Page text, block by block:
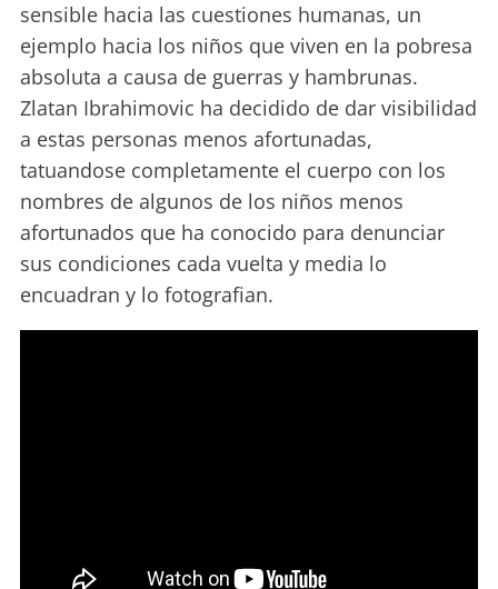
sensible hacia las cuestiones humanas, un
ejemplo hacia los niños que viven en la pobresa
absoluta a causa de guerras y hambrunas.
Zlatan Ibrahimovic ha decidido de dar visibilidad
a estas personas menos afortunadas,
tatuandose completamente el cuerpo con los
nombres de algunos de los niños menos
afortunados que ha conocido para denunciar
sus condiciones cada vuelta y media lo
encuadran y lo fotografian.